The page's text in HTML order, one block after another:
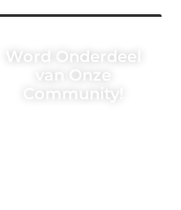
Word Onderdeel
van Onze
Community!